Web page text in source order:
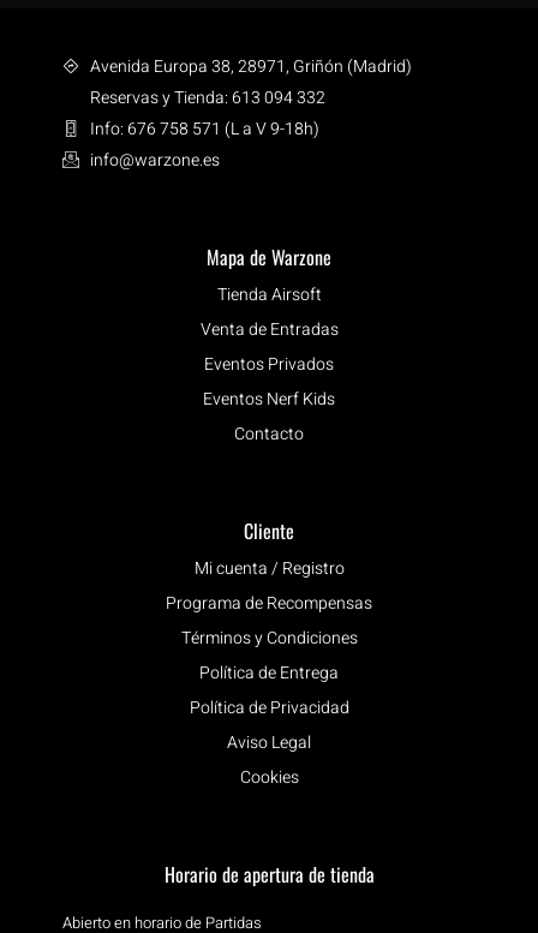
Avenida Europa 38, 28971, Griñón (Madrid)
Reservas y Tienda: 613 094 332
Info: 676 758 571 (L a V 9-18h)
info@warzone.es
Mapa de Warzone
Tienda Airsoft
Venta de Entradas
Eventos Privados
Eventos Nerf Kids
Contacto
Cliente
Mi cuenta / Registro
Programa de Recompensas
Términos y Condiciones
Política de Entrega
Política de Privacidad
Aviso Legal
Cookies
Horario de apertura de tienda
Abierto en horario de Partidas